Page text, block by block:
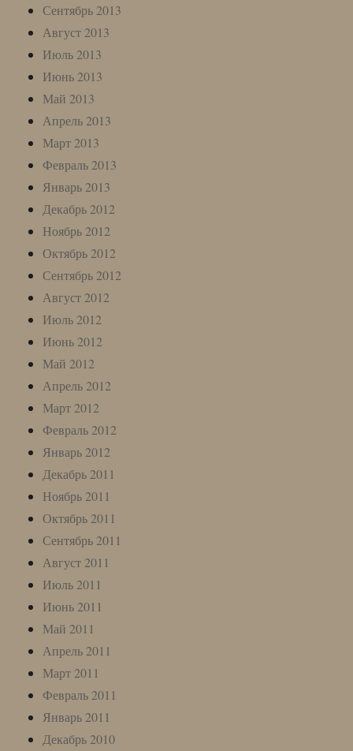
Сентябрь 2013
Август 2013
Июль 2013
Июнь 2013
Май 2013
Апрель 2013
Март 2013
Февраль 2013
Январь 2013
Декабрь 2012
Ноябрь 2012
Октябрь 2012
Сентябрь 2012
Август 2012
Июль 2012
Июнь 2012
Май 2012
Апрель 2012
Март 2012
Февраль 2012
Январь 2012
Декабрь 2011
Ноябрь 2011
Октябрь 2011
Сентябрь 2011
Август 2011
Июль 2011
Июнь 2011
Май 2011
Апрель 2011
Март 2011
Февраль 2011
Январь 2011
Декабрь 2010